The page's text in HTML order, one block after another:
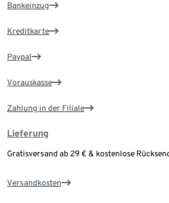
Bankeinzug
Kreditkarte
Paypal
Vorauskasse
Zahlung in der Filiale
Lieferung
Gratisversand ab 29 € & kostenlose
Versandkosten